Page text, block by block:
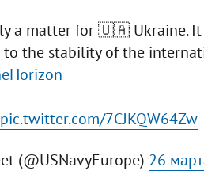
a matter for 🇺🇦 Ukraine.
to the stability of the
pic.twitter.com/7CJKQW64Zw
(@USNavyEurope) 26